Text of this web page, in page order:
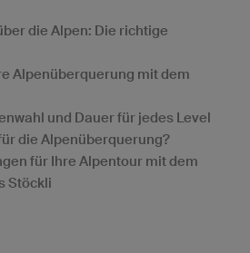
die Alpen: Die richtige
Alpenüberquerung mit dem
und Dauer für jedes Level
die Alpenüberquerung?
für Ihre Alpentour mit dem
Stöckli